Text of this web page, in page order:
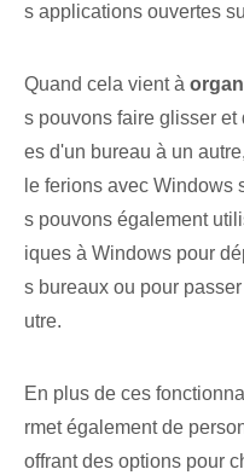
s applications ouvertes
Quand cela vient à
s pouvons faire glisser
es d'un bureau à un
le ferions avec Windows
s pouvons également
iques à Windows pour
s bureaux ou pour
utre.
En plus de ces
rmet également de
offrant des options pour